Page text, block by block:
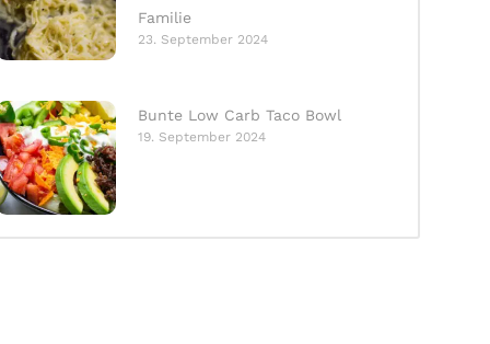
Familie
23. September 2024
Bunte Low Carb Taco Bowl
19. September 2024